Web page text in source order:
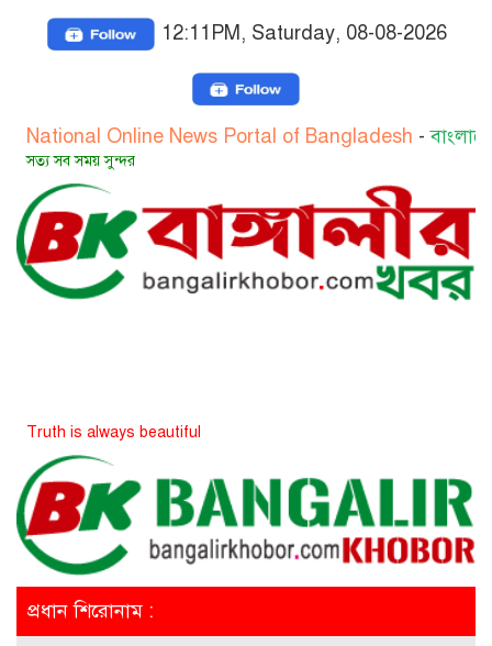
12:11PM, Saturday, 08-08-2026
Online News Portal of Bangladesh-বাংলাদেশের
সুন্দর
beautiful
প্রধান শিরোনাম :